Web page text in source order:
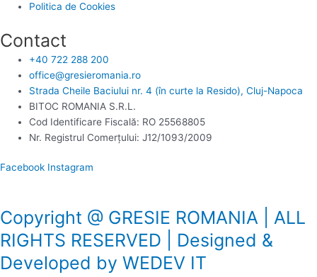
Politica de Cookies
Contact
+40 722 288 200
office@gresieromania.ro
Strada Cheile Baciului nr. 4 (în curte la Resido), Cluj-Napoca
BITOC ROMANIA S.R.L.
Cod Identificare Fiscală: RO 25568805
Nr. Registrul Comerţului: J12/1093/2009
Facebook Instagram
Copyright @ GRESIE ROMANIA | ALL
RIGHTS RESERVED | Designed &
Developed by WEDEV IT